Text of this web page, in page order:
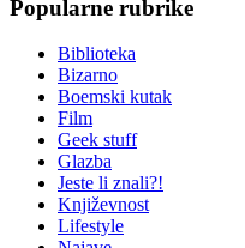
Popularne rubrike
Biblioteka
Bizarno
Boemski kutak
Film
Geek stuff
Glazba
Jeste li znali?!
Književnost
Lifestyle